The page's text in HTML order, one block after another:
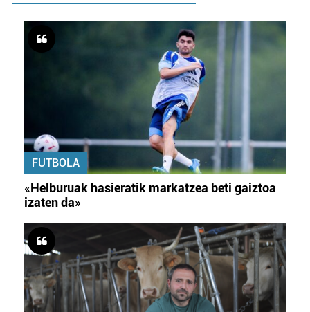
FUTBOLA
«Helburuak hasieratik markatzea beti gaiztoa
izaten da»